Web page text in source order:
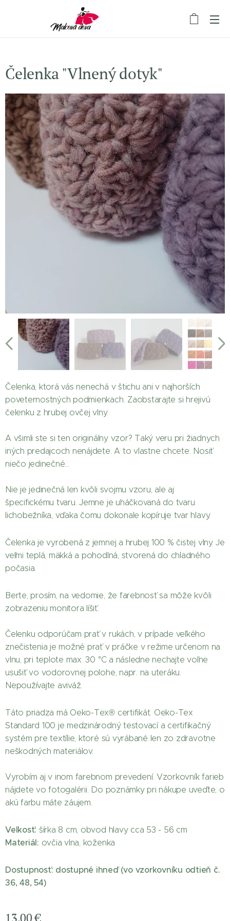
Čelenka "Vlnený dotyk"
Čelenka, ktorá vás nenechá v štichu ani v najhorších
poveternostných podmienkach. Zaobstarajte si hrejivú
čelenku z hrubej ovčej vlny.
A všimli ste si ten originálny vzor? Taký veru pri žiadnych
iných predajcoch nenájdete. A to vlastne chcete. Nosiť
niečo jedinečné...
Nie je jedinečná len kvôli svojmu vzoru, ale aj
špecifickému tvaru. Jemne je uháčkovaná do tvaru
lichobežníka, vďaka čomu dokonale kopíruje tvar hlavy.
Čelenka je vyrobená z jemnej a hrubej 100 % čistej vlny. Je
veľmi teplá, mäkká a pohodlná, stvorená do chladného
počasia.
Berte, prosím, na vedomie, že farebnosť sa môže kvôli
zobrazeniu monitora líšiť.
Čelenku odporúčam prať v rukách, v prípade veľkého
znečistenia je možné prať v práčke v režime určenom na
vlnu, pri teplote max. 30 °C a následne nechajte voľne
usušiť vo vodorovnej polohe, napr. na uteráku.
Nepoužívajte aviváž.
Táto priadza má Oeko-Tex® certifikát. Oeko-Tex
Standard 100 je medzinárodný testovací a certifikačný
systém pre textílie, ktoré sú vyrábané len zo zdravotne
neškodných materiálov.
Vyrobím aj v inom farebnom prevedení. Vzorkovník farieb
nájdete vo fotogalérii. Do poznámky pri nákupe uveďte, o
akú farbu máte záujem.
Veľkosť: šírka 8 cm, obvod hlavy cca 53 - 56 cm
Materiál: ovčia vlna, koženka
Dostupnosť: dostupné ihneď (vo vzorkovníku odtieň č.
36, 48, 54)
13,00€